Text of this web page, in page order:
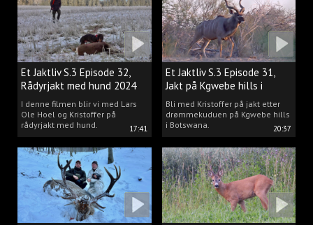
17:41
Et Jaktliv S.3 Episode 32,
Rådyrjakt med hund 2024
I denne filmen blir vi med Lars
Ole Hoel og Kristoffer på
rådyrjakt med hund.
20:37
Et Jaktliv S.3 Episode 31,
Jakt på Kgwebe hills i
Botswana
Bli med Kristoffer på jakt etter
drømmekuduen på Kgwebe hills
i Botswana.